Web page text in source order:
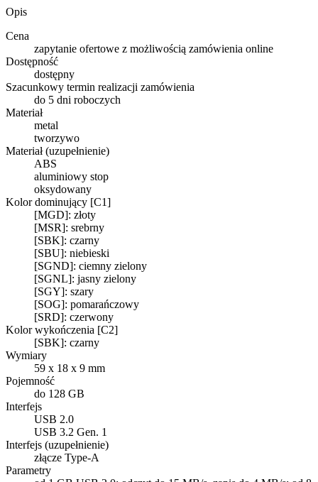
Opis
Cena
zapytanie ofertowe z możliwością zamówienia online
Dostępność
dostępny
Szacunkowy termin realizacji zamówienia
do 5 dni roboczych
Materiał
metal
tworzywo
Materiał (uzupełnienie)
ABS
aluminiowy stop
oksydowany
Kolor dominujący [C1]
[MGD]: złoty
[MSR]: srebrny
[SBK]: czarny
[SBU]: niebieski
[SGND]: ciemny zielony
[SGNL]: jasny zielony
[SGY]: szary
[SOG]: pomarańczowy
[SRD]: czerwony
Kolor wykończenia [C2]
[SBK]: czarny
Wymiary
59 x 18 x 9 mm
Pojemność
do 128 GB
Interfejs
USB 2.0
USB 3.2 Gen. 1
Interfejs (uzupełnienie)
złącze Type-A
Parametry